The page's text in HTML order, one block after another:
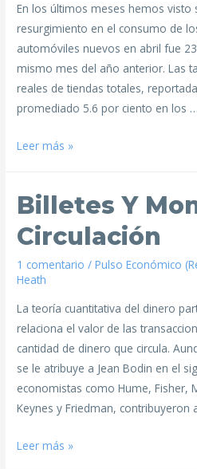
En los últimos meses hemos visto
resurgimiento en el consumo de
automóviles nuevos en abril fue
mismo mes del año anterior. Las
reales de tiendas totales,
promediado 5.6 por ciento en los …
Leer más »
Billetes Y
Circulación
1 comentario /Pulso Económico
Heath
La teoría cuantitativa del dinero
relaciona el valor de las
cantidad de dinero que circula.
se le atribuye a Jean Bodin en el
economistas como Hume, Fisher,
Keynes y Friedman, contribuyeron
Leer más »